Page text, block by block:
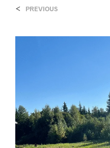
< PREVIOUS